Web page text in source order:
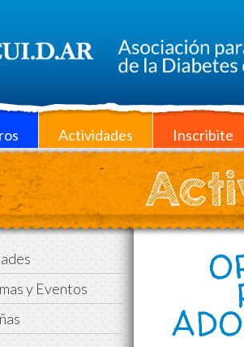
Actividades Inscribite
y Eventos